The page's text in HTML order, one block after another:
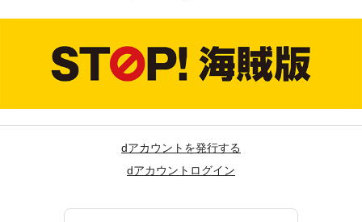
dアカウントを発行する
dアカウントログイン